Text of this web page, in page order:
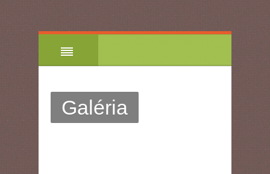
Galéria